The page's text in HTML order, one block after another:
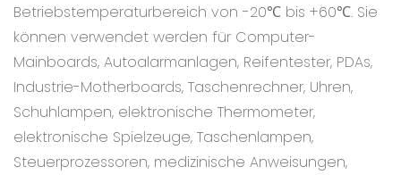
Betriebstemperaturbereich von -20℃ bis +60℃. Sie
können verwendet werden für Computer-
Mainboards, Autoalarmanlagen, Reifentester, PDAs,
Industrie-Motherboards, Taschenrechner, Uhren,
Schuhlampen, elektronische Thermometer,
elektronische Spielzeuge, Taschenlampen,
Steuerprozessoren, medizinische Anweisungen,